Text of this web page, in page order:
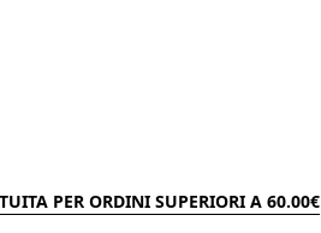
PER ORDINI SUPERIORI A 60.00€